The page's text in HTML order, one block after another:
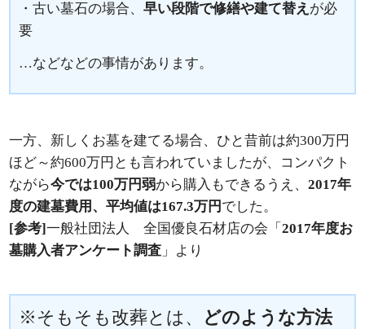
・古い墓石の場合、早い段階で修繕や建て替え が必
要
…などなどの事情があります。
一方、新しくお墓を建てる場合、ひと昔前は約300万円
ほど～約600万円とも言われていましたが、コンパクト
ながら今では100万円弱から購入もできるうえ、2017年
度の建墓費用、平均値は167.3万円 でした。
[参考]一般社団法人 全国優良石材店の会「2017年度お
墓購入者アンケート調査 」より
※そもそも改葬とは、
どのような方法